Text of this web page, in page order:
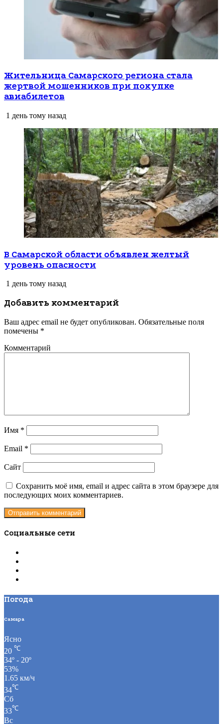
Жительница Самарского региона стала
жертвой мошенников при покупке
авиабилетов
1 день тому назад
В Самарской области объявлен желтый
уровень опасности
1 день тому назад
Добавить комментарий
Ваш адрес email не будет опубликован. Обязательные поля
помечены *
Комментарий
Имя *
Email *
Сайт
Сохранить моё имя, email и адрес сайта в этом браузере для
последующих моих комментариев.
Социальные сети
Погода
Самара
Ясно
20 ℃
34º - 20º
53%
1.65 км/ч
34℃
Сб
33℃
Вс